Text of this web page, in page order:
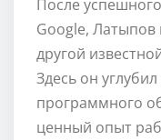
После
Google,
другой
Здесь он
программного
ценный опыт